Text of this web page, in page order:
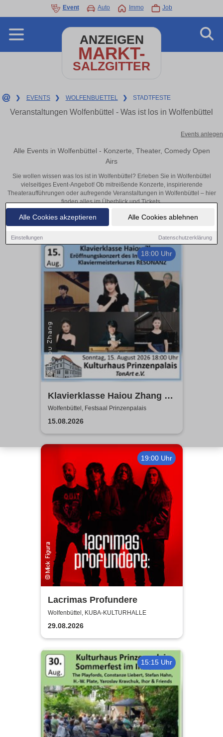
Alle Cookies akzeptieren Alle Cookies ablehnen
Einstellungen Datenschutzerklärung
Event Auto Immo Job
ANZEIGEN
MARKT-
SALZGITTER
❯ EVENTS ❯ WOLFENBUETTEL ❯ STADTFESTE
Veranstaltungen Wolfenbüttel - Was ist los in Wolfenbüttel
Events anlegen
Alle Events in Wolfenbüttel - Konzerte, Theater, Comedy Open
Airs
Sie wollen wissen was los ist in Wolfenbüttel? Erleben Sie in Wolfenbüttel
vielseitiges Event-Angebot! Ob mitreißende Konzerte, inspirierende
Theateraufführungen oder aufregende Veranstaltungen in Wolfenbüttel – hier
finden alles im Überblick und Tickets.
18:00 Uhr
Klavierklasse Haiou Zhang -
Eröffnungskonzert des
Meisterkurses RESONANZ
Wolfenbüttel, Festsaal Prinzenpalais
15.08.2026
19:00 Uhr
Lacrimas Profundere
Wolfenbüttel, KUBA-KULTURHALLE
29.08.2026
15:15 Uhr